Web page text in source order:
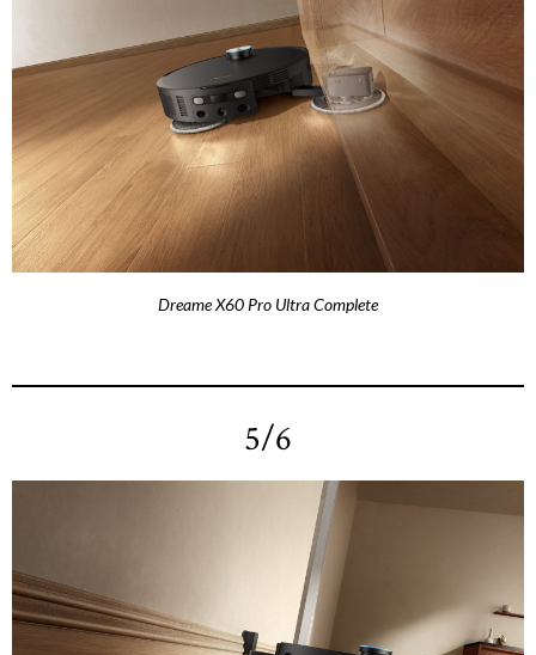
Dreame X60 Pro Ultra Complete
5/6